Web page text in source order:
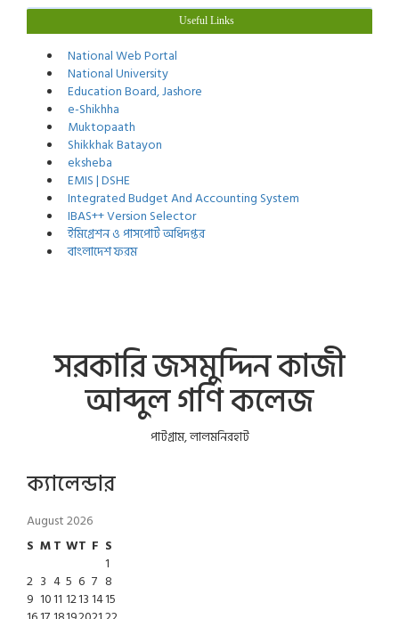
Useful Links
National Web Portal
National University
Education Board, Jashore
e-Shikhha
Muktopaath
Shikkhak Batayon
eksheba
EMIS | DSHE
Integrated Budget And Accounting System
IBAS++ Version Selector
ইমিগ্রেশন ও পাসপোর্ট অধিদপ্তর
বাংলাদেশ ফরম
সরকারি জসমুদ্দিন কাজী
আব্দুল গণি কলেজ
পাটগ্রাম, লালমনিরহাট
ক্যালেন্ডার
August 2026
S MT WT F S
1
2 3 4 5 6 7 8
9 1011 12131415